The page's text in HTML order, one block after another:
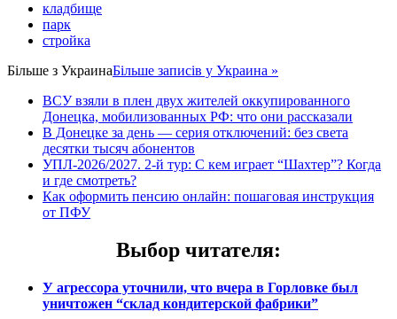
кладбище
парк
стройка
Більше з УкраинаБільше записів у Украина »
ВСУ взяли в плен двух жителей оккупированного
Донецка, мобилизованных РФ: что они рассказали
В Донецке за день — серия отключений: без света
десятки тысяч абонентов
УПЛ-2026/2027. 2-й тур: С кем играет “Шахтер”? Когда
и где смотреть?
Как оформить пенсию онлайн: пошаговая инструкция
от ПФУ
Выбор читателя:
У агрессора уточнили, что вчера в Горловке был
уничтожен “склад кондитерской фабрики”